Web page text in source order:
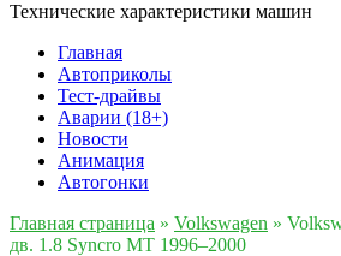
Технические характеристики машин
Главная
Автоприколы
Тест-драйвы
Аварии (18+)
Новости
Анимация
Автогонки
Главная страница » Volkswagen »
дв. 1.8 Syncro MT 1996–2000